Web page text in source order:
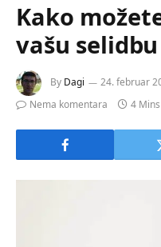
Kako
vašu
By Dagi 24. februar
Nema komentara
4